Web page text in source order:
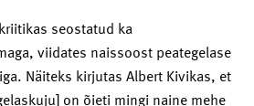
seostatud ka
viidates naissoost peategelase
Näiteks kirjutas Albert Kivikas, et
on õieti mingi naine mehe